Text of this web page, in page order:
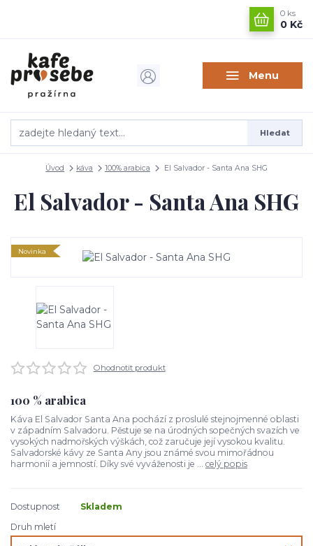
Menu
Hledat
0 ks
0 Kč
Úvod káva 100% arabica El Salvador - Santa Ana SHG
El Salvador - Santa Ana SHG
Novinka
Ohodnotit produkt
100 % arabica
Káva El Salvador Santa Ana pochází z proslulé stejnojmenné oblasti
v západním Salvadoru. Pěstuje se na úrodných sopečných svazích ve
vysokých nadmořských výškách, což zaručuje její vysokou kvalitu.
Salvadorské kávy ze Santa Any jsou známé svou mimořádnou
harmonií a jemností. Díky své vyváženosti je ... celý popis
Dostupnost
Skladem
Druh mletí